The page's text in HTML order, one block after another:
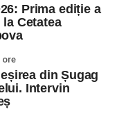
a Transylvania
Gârbova
spre Popasul
Prima ediție a
Cetatea
ore
din Șugag
Intervin